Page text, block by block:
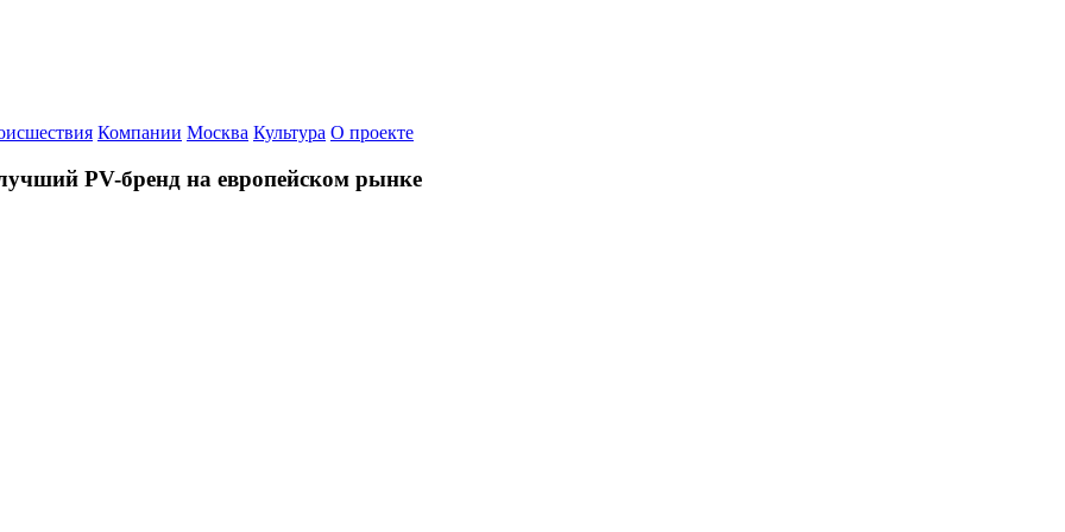
Компании Москва Культура О проекте
PV-бренд на европейском рынке